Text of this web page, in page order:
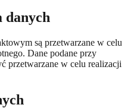
danych
są przetwarzane w celu
Dane podane przy
przetwarzane w celu realizacji